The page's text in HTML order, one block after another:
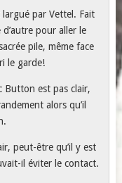
par Vettel. Fait
d’autre pour aller le
pile, même face
le garde!
Button est pas clair,
alors qu’il
peut-être qu’il y est
il éviter le contact.